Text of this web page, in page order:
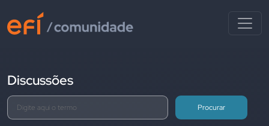
Discussões
Procurar